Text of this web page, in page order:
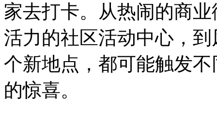
家去打卡。从热闹的商
活力的社区活动中心，
个新地点，都可能触发
的惊喜。